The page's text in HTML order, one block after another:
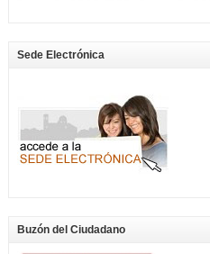
Sede Electrónica
Buzón del Ciudadano